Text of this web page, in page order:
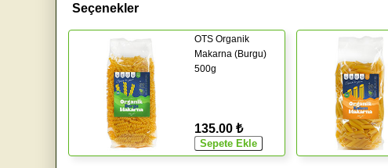
Seçenekler
OTS Organik
Makarna (Burgu)
500g
135.00 ₺